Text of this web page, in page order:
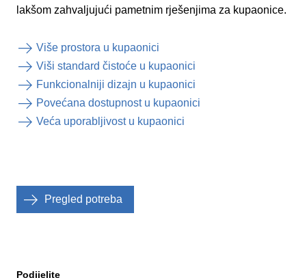
lakšom zahvaljujući pametnim rješenjima za kupaonice.
Više prostora u kupaonici
Viši standard čistoće u kupaonici
Funkcionalniji dizajn u kupaonici
Povećana dostupnost u kupaonici
Veća uporabljivost u kupaonici
Pregled potreba
Podijelite